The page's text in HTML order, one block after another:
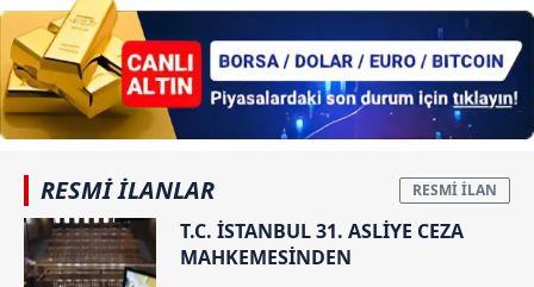
RESMİ İLANLAR
T.C. İSTANBUL 31. ASLİYE CEZA
MAHKEMESİNDEN